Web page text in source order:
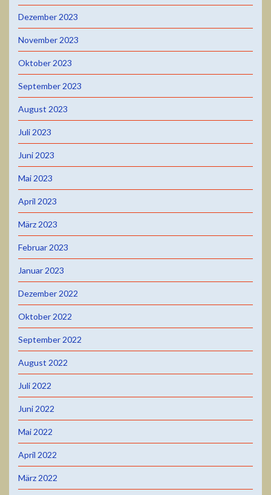
Dezember 2023
November 2023
Oktober 2023
September 2023
August 2023
Juli 2023
Juni 2023
Mai 2023
April 2023
März 2023
Februar 2023
Januar 2023
Dezember 2022
Oktober 2022
September 2022
August 2022
Juli 2022
Juni 2022
Mai 2022
April 2022
März 2022